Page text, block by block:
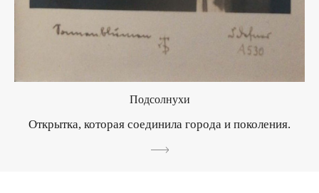
Подсолнухи
Открытка, которая соединила города и поколения.